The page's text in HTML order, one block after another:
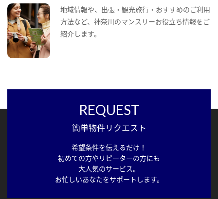
地域情報や、出張・観光旅行・おすすめのご利用
方法など、神奈川のマンスリーお役立ち情報をご
紹介します。
REQUEST
簡単物件リクエスト
希望条件を伝えるだけ！
初めての方やリピーターの方にも
大人気のサービス。
お忙しいあなたをサポートします。